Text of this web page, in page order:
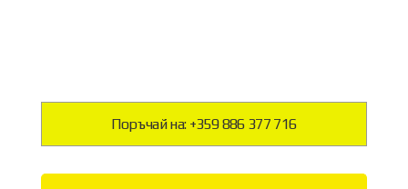
Поръчай на: +359 886 377 716